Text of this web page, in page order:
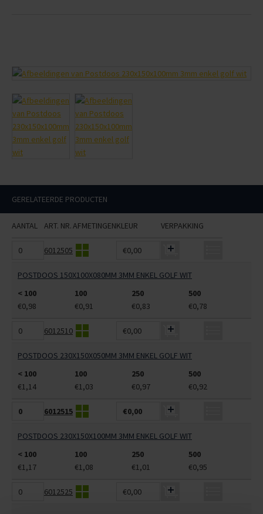
GERELATEERDE PRODUCTEN
AANTAL ART. NR.AFMETINGENKLEUR VERPAKKING
6012505 €0,00
POSTDOOS 150X100X080MM 3MM ENKEL GOLF WIT
< 100
100 250
500
€0,98
€0,91 €0,83 €0,78
6012510 €0,00
POSTDOOS 230X150X050MM 3MM ENKEL GOLF WIT
< 100
100 250
500
€1,14
€1,03 €0,97 €0,92
6012515 €0,00
POSTDOOS 230X150X100MM 3MM ENKEL GOLF WIT
< 100
100 250
500
€1,17
€1,08 €1,01 €0,95
6012525 €0,00